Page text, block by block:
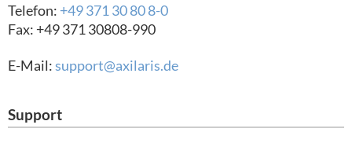
Telefon: +49 371 30 80 8-0
Fax: +49 371 30808-990
E-Mail:support@axilaris.de
Support